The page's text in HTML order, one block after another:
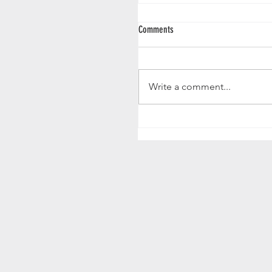
IGP NM 2026
Comments
Write a comment...